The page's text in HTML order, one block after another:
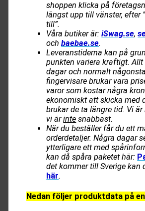
shoppen klicka på
längst upp till vänster, efter
till”.
Våra butiker är:iSwag.se,
ochbaebae.se.
Leveranstiderna kan på
punkten variera kraftigt.
dagar och normalt
fingervisare brukar vara
varor som kostar några
ekonomiskt att skicka med
brukar de ta längre tid. Vi är
vi ärinte snabbast.
När du beställer får du ett
orderdetaljer. Några dagar
ytterligare ett med
kan då spåra paketet här:
det kommer till Sverige kan
här.
Nedan följer produktdata på